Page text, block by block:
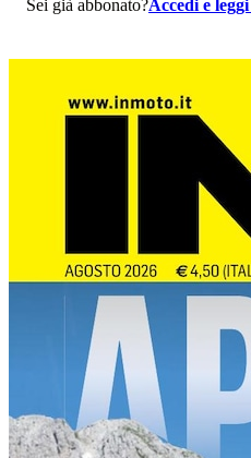
Sei già abbonato?Accedi e leggi